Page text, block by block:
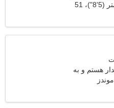
172 سانتی متر (5'8")، 51
هستم و به
هستم